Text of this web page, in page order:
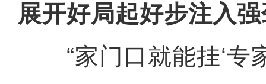
展开好局起好步注入
“家门口就能挂‘专